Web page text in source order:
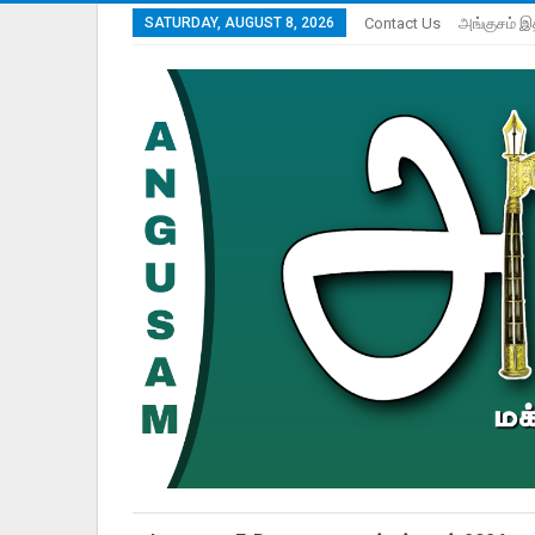
SATURDAY, AUGUST 8, 2026 Contact Us அங்குசம்